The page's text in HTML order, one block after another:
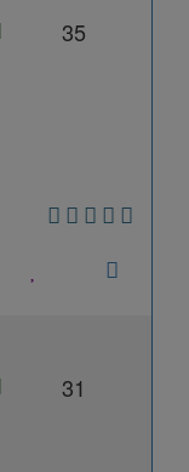
35
31